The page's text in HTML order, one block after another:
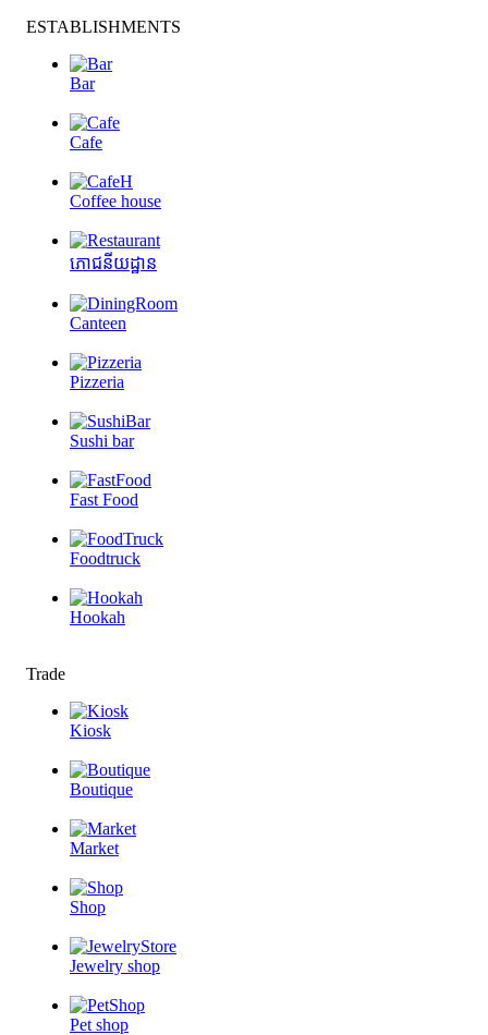
ESTABLISHMENTS
Bar
Cafe
Coffee house
ភោជនីយដ្ឋាន
Canteen
Pizzeria
Sushi bar
Fast Food
Foodtruck
Hookah
Trade
Kiosk
Boutique
Market
Shop
Jewelry shop
Pet shop